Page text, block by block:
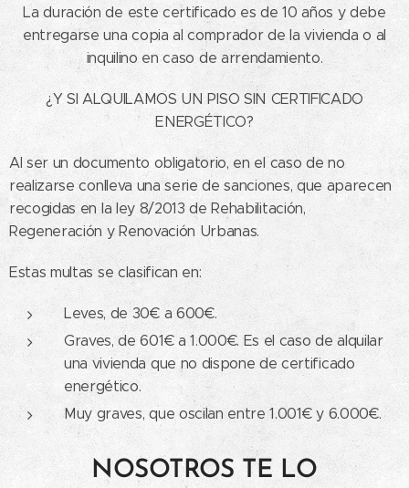
La duración de este certificado es de 10 años y debe
entregarse una copia al comprador de la vivienda o al
inquilino en caso de arrendamiento.
¿Y SI ALQUILAMOS UN PISO SIN CERTIFICADO
ENERGÉTICO?
Al ser un documento obligatorio, en el caso de no
realizarse conlleva una serie de sanciones, que aparecen
recogidas en la ley 8/2013 de Rehabilitación,
Regeneración y Renovación Urbanas.
Estas multas se clasifican en:
Leves, de 30€ a 600€.
Graves, de 601€ a 1.000€. Es el caso de alquilar
una vivienda que no dispone de certificado
energético.
Muy graves, que oscilan entre 1.001€ y 6.000€.
NOSOTROS TE LO